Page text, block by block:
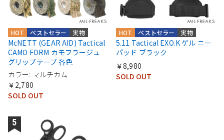
実物
ベストセラー
HOT
McNETT (GEAR AID) Tactical
CAMO FORM カモフラージュ
グリップテープ 各色
カラー: マルチカム
￥2,780
SOLD OUT
実物
ベストセラー
HOT
5.11 Tactical EXO.K ゲル ニー
パッド ブラック
￥8,980
SOLD OUT